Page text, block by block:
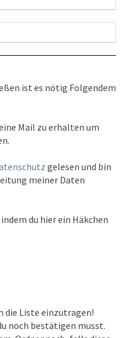
ist es nötig Folgendem
Mail zu erhalten um
gelesen und bin
meiner Daten
du hier ein Häkchen
die Liste einzutragen!
noch bestätigen musst.